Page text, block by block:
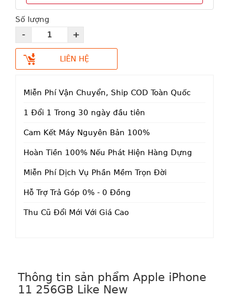
Số lượng
LIÊN HỆ
Miễn Phí Vận Chuyển, Ship COD Toàn Quốc
1 Đổi 1 Trong 30 ngày đầu tiên
Cam Kết Máy Nguyên Bản 100%
Hoàn Tiền 100% Nếu Phát Hiện Hàng Dựng
Miễn Phí Dịch Vụ Phần Mềm Trọn Đời
Hỗ Trợ Trả Góp 0% - 0 Đồng
Thu Cũ Đổi Mới Với Giá Cao
Thông tin sản phẩm Apple iPhone
11 256GB Like New